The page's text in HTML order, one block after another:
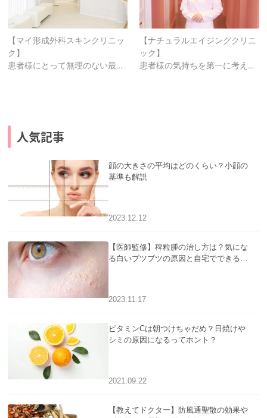
【マイ形成外科スキンクリニッ
ク】
患者様にとって無理のない最…
【ナチュラルエイジングクリニ
ック】
患者様の気持ちを第一に考え…
人気記事
顔の大きさの平均はどのくらい？小顔の
基準も解説
2023.12.12
【医師監修】稗粒腫の治し方は？気にな
る白いブツブツの原因と自宅でできるケ
2023.11.17
ビタミンCは朝つけちゃだめ？日焼けや
シミの原因になるってホント？
2021.09.22
【教えてドクター】防風通聖散の効果や